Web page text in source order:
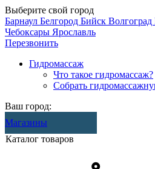
Выберите свой город
Барнаул Белгород Бийск Волгоград
Чебоксары Ярославль
Перезвонить
Гидромассаж
Что такое гидромассаж?
Собрать
Ваш город:
Магазины
Каталог товаров